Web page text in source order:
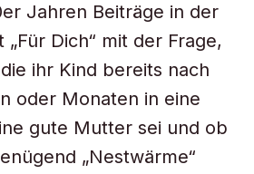
Jahren Beiträge in der
„Für Dich“ mit der Frage,
ihr Kind bereits nach
oder Monaten in eine
gute Mutter sei und ob
„Nestwärme“